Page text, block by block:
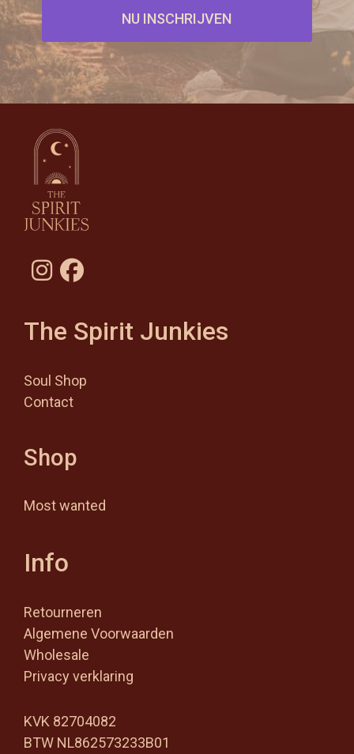
The Spirit Junkies
Soul Shop
Contact
Shop
Most wanted
Info
Retourneren
Algemene Voorwaarden
Wholesale
Privacy verklaring
KVK 82704082
BTW NL862573233B01